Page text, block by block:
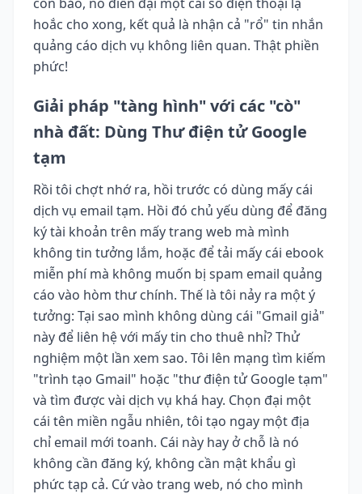
hoắc cho xong, kết quả là nhận cả "rổ" tin nhắn
quảng cáo dịch vụ không liên quan. Thật phiền
phức!
Giải pháp "tàng hình" với các "cò"
nhà đất: Dùng Thư điện tử Google
tạm
Rồi tôi chợt nhớ ra, hồi trước có dùng mấy cái
dịch vụ email tạm. Hồi đó chủ yếu dùng để đăng
ký tài khoản trên mấy trang web mà mình
không tin tưởng lắm, hoặc để tải mấy cái ebook
miễn phí mà không muốn bị spam email quảng
cáo vào hòm thư chính. Thế là tôi nảy ra một ý
tưởng: Tại sao mình không dùng cái "Gmail giả"
này để liên hệ với mấy tin cho thuê nhỉ? Thử
nghiệm một lần xem sao. Tôi lên mạng tìm kiếm
"trình tạo Gmail" hoặc "thư điện tử Google tạm"
và tìm được vài dịch vụ khá hay. Chọn đại một
cái tên miền ngẫu nhiên, tôi tạo ngay một địa
chỉ email mới toanh. Cái này hay ở chỗ là nó
không cần đăng ký, không cần mật khẩu gì
phức tạp cả. Cứ vào trang web, nó cho mình